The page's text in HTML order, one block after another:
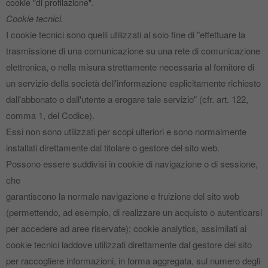
cookie "di profilazione".
Cookie tecnici.
I cookie tecnici sono quelli utilizzati al solo fine di "effettuare la
trasmissione di una comunicazione su una rete di comunicazione
elettronica, o nella misura strettamente necessaria al fornitore di
un servizio della società dell'informazione esplicitamente richiesto
dall'abbonato o dall'utente a erogare tale servizio" (cfr. art. 122,
comma 1, del Codice).
Essi non sono utilizzati per scopi ulteriori e sono normalmente
installati direttamente dal titolare o gestore del sito web.
Possono essere suddivisi in cookie di navigazione o di sessione,
che
garantiscono la normale navigazione e fruizione del sito web
(permettendo, ad esempio, di realizzare un acquisto o autenticarsi
per accedere ad aree riservate); cookie analytics, assimilati ai
cookie tecnici laddove utilizzati direttamente dal gestore del sito
per raccogliere informazioni, in forma aggregata, sul numero degli